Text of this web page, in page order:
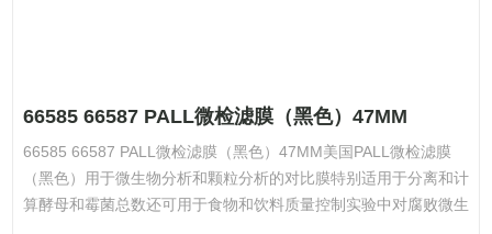
66585 66587 PALL微检滤膜（黑色）47MM
66585 66587 PALL微检滤膜（黑色）47MM美国PALL微检滤膜
（黑色）用于微生物分析和颗粒分析的对比膜特别适用于分离和计
算酵母和霉菌总数还可用于食物和饮料质量控制实验中对腐败微生